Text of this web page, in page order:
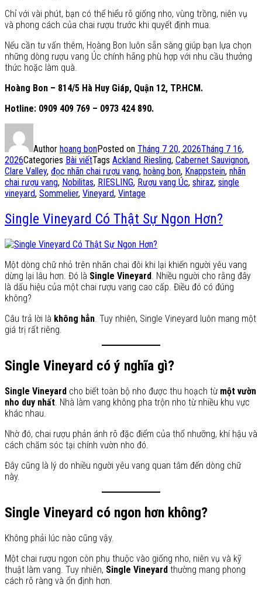
Chỉ với vài phút, bạn có thể hiểu rõ giống nho, vùng trồng, niên vụ
và phong cách của chai rượu trước khi quyết định mua.
Nếu cần tư vấn thêm, Hoàng Bon luôn sẵn sàng giúp bạn lựa chọn
những dòng rượu vang Úc chính hãng phù hợp với nhu cầu thưởng
thức hoặc làm quà.
Hoàng Bon – 814/5 Hà Huy Giáp, Quận 12, TP.HCM.
Hotline: 0909 409 769 – 0973 424 890.
Author hoang bonPosted on Tháng 7 20, 2026Tháng 7 16,
2026Categories Bài viếtTags Ackland Riesling, Cabernet Sauvignon,
Clare Valley, đọc nhãn chai rượu vang, hoàng bon, Knappstein, nhãn
chai rượu vang, Nobilitas, RIESLING, Rượu vang Úc, shiraz, single
vineyard, Sommelier, Vineyard, Vintage
Single Vineyard Có Thật Sự Ngon Hơn?
Một dòng chữ nhỏ trên nhãn chai đôi khi lại khiến người yêu vang
dừng lại lâu hơn. Đó là Single Vineyard. Nhiều người cho rằng đây
là dấu hiệu của một chai rượu vang cao cấp. Điều đó có đúng
không?
Câu trả lời là không hẳn. Tuy nhiên, Single Vineyard luôn mang một
giá trị rất riêng.
Single Vineyard có ý nghĩa gì?
Single Vineyard cho biết toàn bộ nho được thu hoạch từ một vườn
nho duy nhất . Nhà làm vang không pha trộn nho từ nhiều khu vực
khác nhau.
Nhờ đó, chai rượu phản ánh rõ đặc điểm của thổ nhưỡng, khí hậu và
cách chăm sóc tại chính vườn nho đó.
Đây cũng là lý do nhiều người yêu vang quan tâm đến dòng chữ
này.
Single Vineyard có ngon hơn không?
Không phải lúc nào cũng vậy.
Một chai rượu ngon còn phụ thuộc vào giống nho, niên vụ và kỹ
thuật làm vang. Tuy nhiên, Single Vineyard thường mang phong
cách rõ ràng và ổn định hơn.